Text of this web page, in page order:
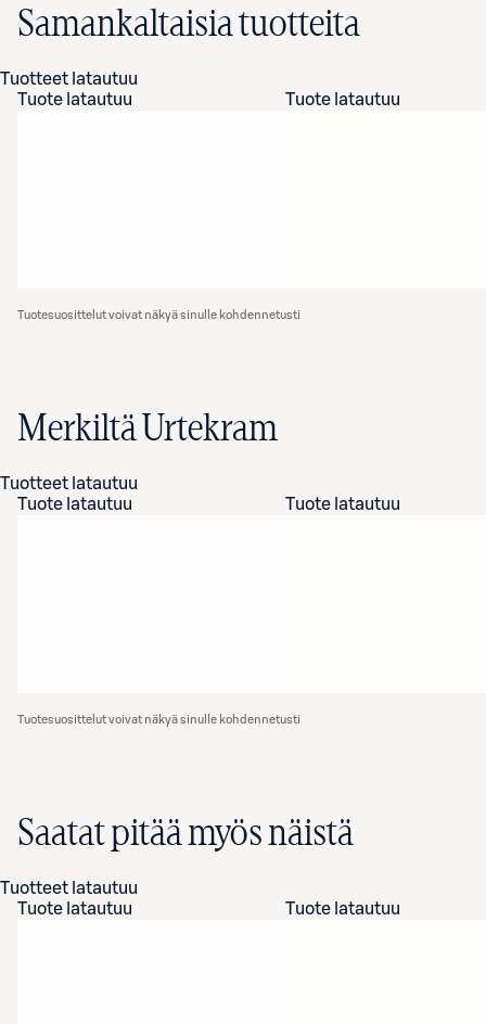
Samankaltaisia tuotteita
Tuotteet latautuu
Tuote latautuu
Tuote latautuu
Tuotesuosittelut voivat näkyä sinulle kohdennetusti
Merkiltä Urtekram
Tuotteet latautuu
Tuote latautuu
Tuote latautuu
Tuotesuosittelut voivat näkyä sinulle kohdennetusti
Saatat pitää myös näistä
Tuotteet latautuu
Tuote latautuu
Tuote latautuu